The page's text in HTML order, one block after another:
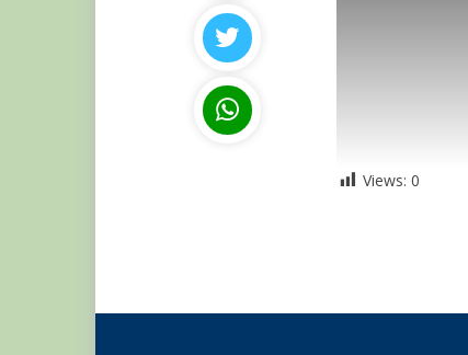
Views: 0